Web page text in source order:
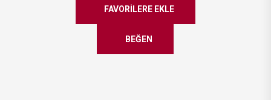
FAVORILERE EKLE
BEĞEN